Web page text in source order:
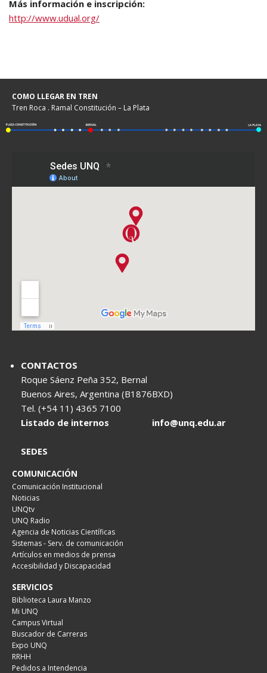
Más información e inscripción:
http://www.udual.org/
COMO LLEGAR EN TREN
Tren Roca . Ramal Constitución – La Plata
CONTACTOS
Roque Sáenz Peña 352, Bernal
Buenos Aires, Argentina (B1876BXD)
Tel. (+54 11) 4365 7100
Listado de internos
info@unq.edu.ar
SEDES
COMUNICACIÓN
Comunicación Institucional
Noticias
UNQtv
UNQ Radio
Agencia de Noticias Científicas
Sistemas - Serv. de comunicación
Artículos en medios de prensa
Accesibilidad y Discapacidad
SERVICIOS
Biblioteca Laura Manzo
Mi UNQ
Campus Virtual
Buscador de Carreras
Expo UNQ
RRHH
Pedidos a Intendencia